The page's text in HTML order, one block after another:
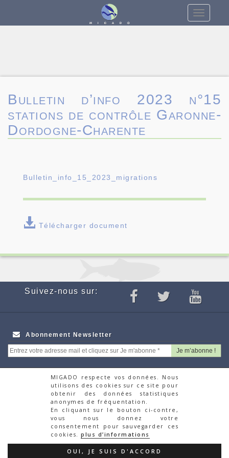
MIGADO respecte vos données. Nous
utilisons des cookies sur ce site pour
obtenir des données statistiques
anonymes de fréquentation.
En cliquant sur le bouton ci-contre,
vous nous donnez votre
consentement pour sauvegarder ces
cookies.plus d’informations
OUI, JE SUIS D'ACCORD
Toggle
Bulletin d’info 2023 n°15
stations de contrôle Garonne-
Dordogne-Charente
Bulletin_info_15_2023_migrations
Télécharger document
Suivez-nous sur:
Abonnement Newsletter
Partenaires
Autres Associations
Appels d'offres
Recrutement
Faire un don via la
plateforme HelloAsso